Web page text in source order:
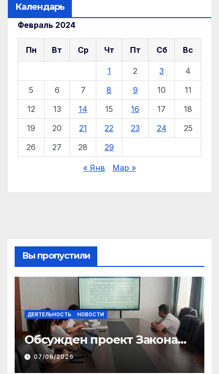
Календарь
Февраль 2024
Пн Вт Ср Чт Пт Сб Вс
1 2 3
4
5
6 7 8 9 10
11
12
13 14 15 16 17
18
19
20 21 22 23 24
25
26
27 28 29
« Янв Мар »
Вы пропустили
ДЕЯТЕЛЬНОСТЬ НОВОСТИ
Обсужден проект Закона
«О финансовом штрафе»
07/08/2026